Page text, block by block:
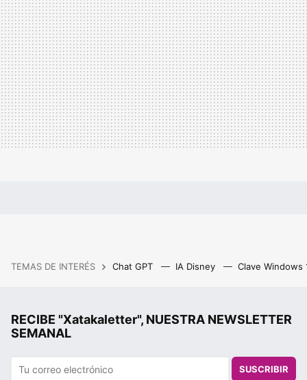
TEMAS DE INTERÉS Chat GPT IA Disney Clave Windows
RECIBE "Xatakaletter", NUESTRA NEWSLETTER
SEMANAL
SUSCRIBIR